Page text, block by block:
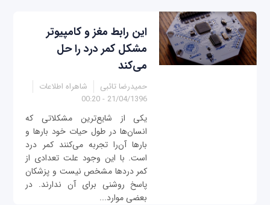
این رابط مغز و کامپیوتر
مشکل کمر درد را حل
می‌کند
حمیدرضا تائبی
شاهراه اطلاعات
21/04/1396 - 00:20
یکی از شایع‌ترین مشکلاتی که
انسان‌ها در طول حیات خود بارها و
بارها آن‌را تجربه می‌کنند کمر درد
است. با این وجود علت تعدادی از
کمر دردها مشخص نیست و پزشکان
پاسخ روشنی برای آن ندارند. در
بعضی موارد...